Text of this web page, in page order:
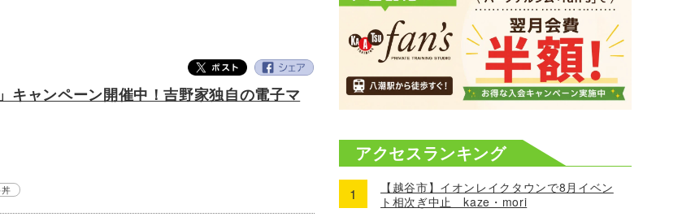
キャンペーン開催中！吉野家独自の電子マ
アクセスランキング
【越谷市】イオンレイクタウンで8月イベン
ト相次ぎ中止 kaze・mori